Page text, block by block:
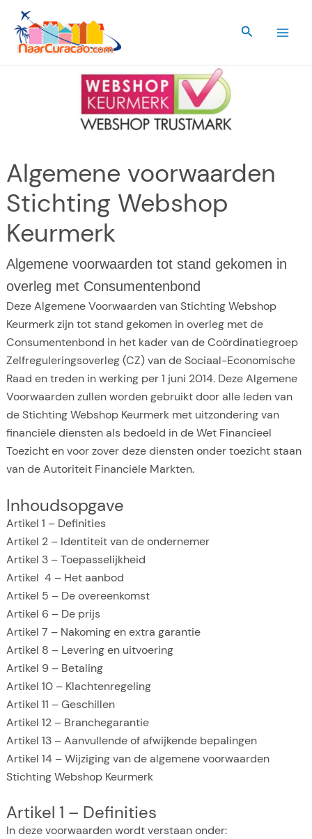
naar
inhoud
Zoeken
Algemene voorwaarden
Stichting Webshop
Keurmerk
Algemene voorwaarden tot stand gekomen in
overleg met Consumentenbond
Deze Algemene Voorwaarden van Stichting Webshop
Keurmerk zijn tot stand gekomen in overleg met de
Consumentenbond in het kader van de Coördinatiegroep
Zelfreguleringsoverleg (CZ) van de Sociaal-Economische
Raad en treden in werking per 1 juni 2014. Deze Algemene
Voorwaarden zullen worden gebruikt door alle leden van
de Stichting Webshop Keurmerk met uitzondering van
financiële diensten als bedoeld in de Wet Financieel
Toezicht en voor zover deze diensten onder toezicht staan
van de Autoriteit Financiële Markten.
Inhoudsopgave
Artikel 1 – Definities
Artikel 2 – Identiteit van de ondernemer
Artikel 3 – Toepasselijkheid
Artikel 4 – Het aanbod
Artikel 5 – De overeenkomst
Artikel 6 – De prijs
Artikel 7 – Nakoming en extra garantie
Artikel 8 – Levering en uitvoering
Artikel 9 – Betaling
Artikel 10 – Klachtenregeling
Artikel 11 – Geschillen
Artikel 12 – Branchegarantie
Artikel 13 – Aanvullende of afwijkende bepalingen
Artikel 14 – Wijziging van de algemene voorwaarden
Stichting Webshop Keurmerk
Artikel 1 – Definities
In deze voorwaarden wordt verstaan onder: